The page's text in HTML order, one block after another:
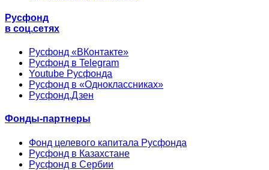
Русфонд
в соц.сетях
Русфонд «ВКонтакте»
Русфонд в Telegram
Youtube Русфонда
Русфонд в «Одноклассниках»
Русфонд.Дзен
Фонды-партнеры
Фонд целевого капитала Русфонда
Русфонд в Казахстане
Русфонд в Сербии